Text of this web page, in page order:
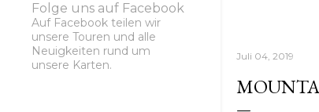
Juli 04, 2019
Folge uns auf Facebook
Auf Facebook teilen wir
unsere Touren und alle
Neuigkeiten rund um
unsere Karten.